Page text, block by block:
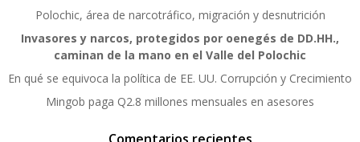
Polochic, área de narcotráfico, migración y desnutrición
Invasores y narcos, protegidos por oenegés de DD.HH.,
caminan de la mano en el Valle del Polochic
En qué se equivoca la política de EE. UU. Corrupción y Crecimiento
Mingob paga Q2.8 millones mensuales en asesores